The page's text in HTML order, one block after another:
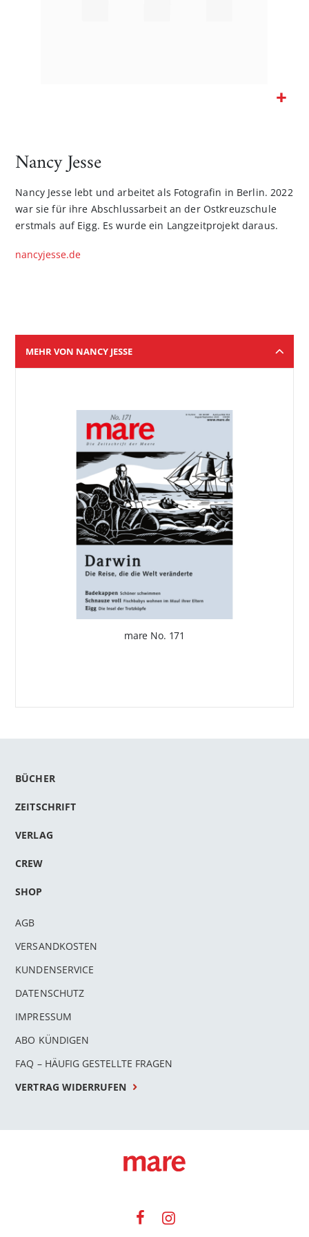
Bildgalerie
Nancy Jesse
Nancy Jesse lebt und arbeitet als Fotografin in ­Berlin. 2022
war sie für ihre Abschlussarbeit an der ­Ostkreuzschule
erstmals auf Eigg. Es wurde ein Langzeitprojekt daraus.
nancyjesse.de
MEHR VON NANCY JESSE
mare No. 171
BÜCHER
ZEITSCHRIFT
VERLAG
CREW
SHOP
AGB
VERSANDKOSTEN
KUNDENSERVICE
DATENSCHUTZ
IMPRESSUM
ABO KÜNDIGEN
FAQ – HÄUFIG GESTELLTE FRAGEN
VERTRAG WIDERRUFEN